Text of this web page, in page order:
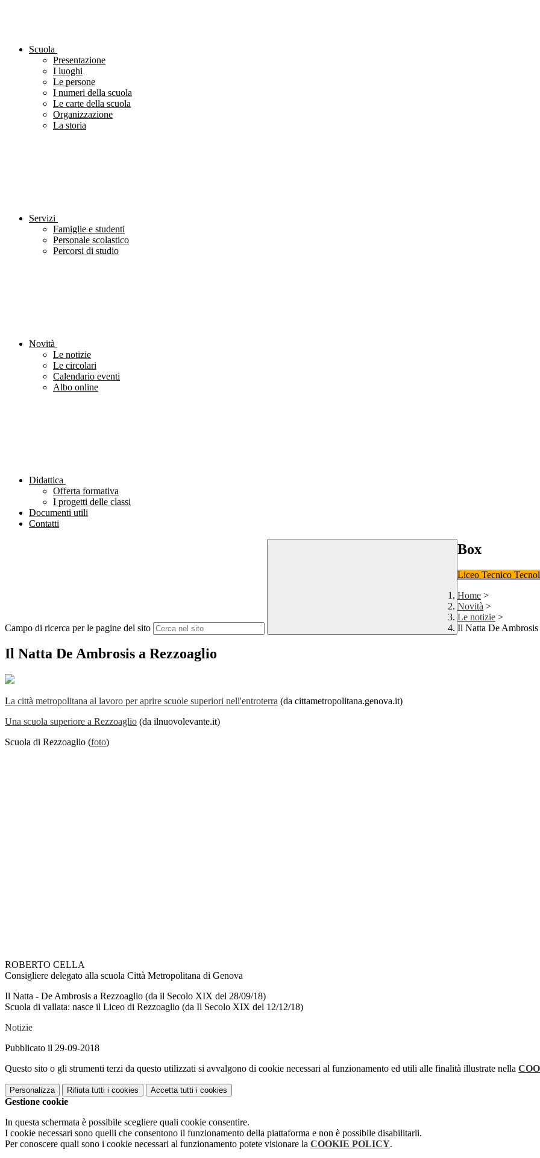
Scuola
Presentazione
I luoghi
Le persone
I numeri della scuola
Le carte della scuola
Organizzazione
La storia
Servizi
Famiglie e studenti
Personale scolastico
Percorsi di studio
Novità
Le notizie
Le circolari
Calendario eventi
Albo online
Didattica
Offerta formativa
I progetti delle classi
Documenti utili
Contatti
Campo di ricerca per le pagine del sito
Box
Liceo Tecnico
Home >
Novità >
Le notizie >
Il Natta De
Il Natta De Ambrosis a Rezzoaglio
La città metropolitana al lavoro per aprire scuole superiori nell'entroterra (da cittametropolitana.genova.it)
Una scuola superiore a Rezzoaglio (da ilnuovolevante.it)
Scuola di Rezzoaglio (foto)
ROBERTO CELLA
Consigliere delegato alla scuola Città Metropolitana di Genova
Il Natta - De Ambrosis a Rezzoaglio (da il Secolo XIX del 28/09/18)
Scuola di vallata: nasce il Liceo di Rezzoaglio (da Il Secolo XIX del 12/12/18)
Notizie
Pubblicato il 29-09-2018
Questo sito o gli strumenti terzi da questo utilizzati si avvalgono di cookie necessari al funzionamento ed utili alle finalità illustrate nella
Personalizza Rifiuta tutti i cookies Accetta tutti i cookies
Gestione cookie
In questa schermata è possibile scegliere quali cookie consentire.
I cookie necessari sono quelli che consentono il funzionamento della piattaforma e non è possibile disabilitarli.
Per conoscere quali sono i cookie necessari al funzionamento potete visionare la COOKIE POLICY.